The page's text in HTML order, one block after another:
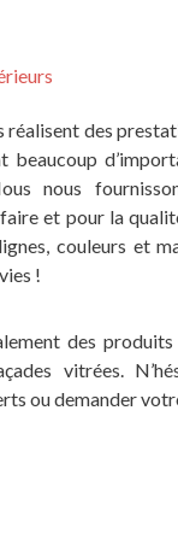
des
beaucoup
nous
et pour la
couleurs et
!
des produits
vitrées.
ou demander